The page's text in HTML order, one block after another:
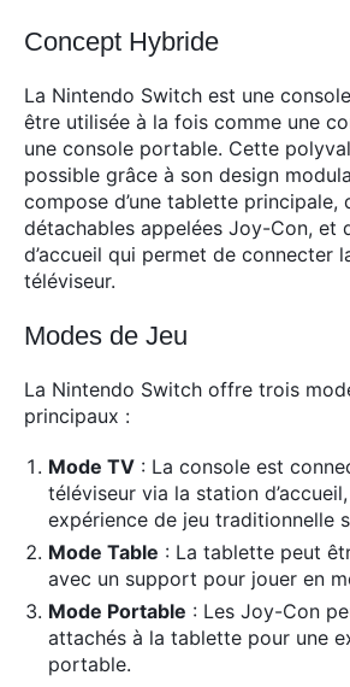
Concept Hybride
La Nintendo Switch est une
être utilisée à la fois comme une
une console portable. Cette
possible grâce à son design
compose d’une tablette principale,
détachables appelées Joy-Con, et
d’accueil qui permet de connecter
téléviseur.
Modes de Jeu
La Nintendo Switch offre trois
principaux :
Mode TV : La console est
téléviseur via la station
expérience de jeu traditionnelle
Mode Table : La tablette peut
avec un support pour jouer en
Mode Portable : Les Joy-Con
attachés à la tablette pour une
portable.